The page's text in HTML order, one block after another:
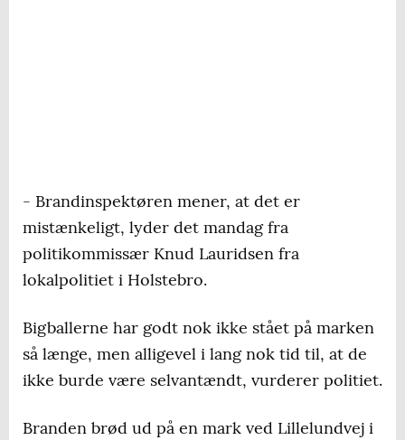
- Brandinspektøren mener, at det er
mistænkeligt, lyder det mandag fra
politikommissær Knud Lauridsen fra
lokalpolitiet i Holstebro.
Bigballerne har godt nok ikke stået på marken
så længe, men alligevel i lang nok tid til, at de
ikke burde være selvantændt, vurderer politiet.
Branden brød ud på en mark ved Lillelundvej i